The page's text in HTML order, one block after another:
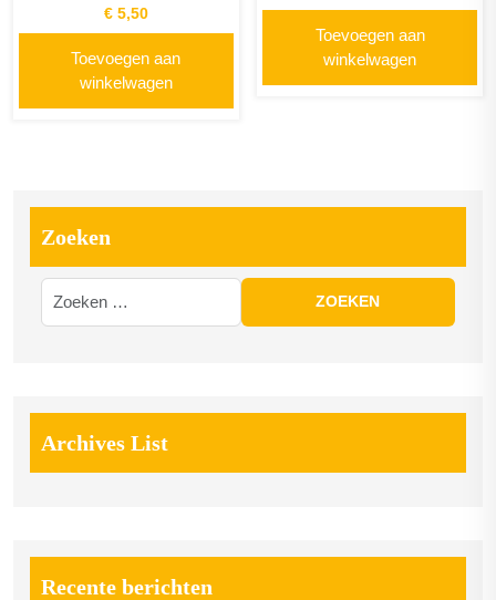
€5,50
Toevoegen aan
winkelwagen
Toevoegen aan
winkelwagen
Zoeken
Archives List
Recente berichten